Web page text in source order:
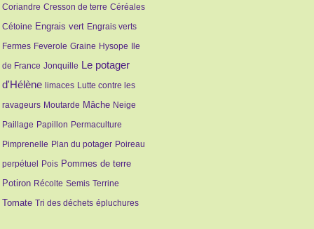
Coriandre Cresson de terre Céréales
Cétoine Engrais vert Engrais verts
Fermes Feverole Graine Hysope
Ile
de France Jonquille Le potager
d'Hélène limaces Lutte contre les
ravageurs Moutarde Mâche Neige
Paillage Papillon Permaculture
Pimprenelle Plan du potager Poireau
perpétuel
Pois Pommes de terre
Potiron Récolte Semis Terrine
Tomate Tri des déchets épluchures